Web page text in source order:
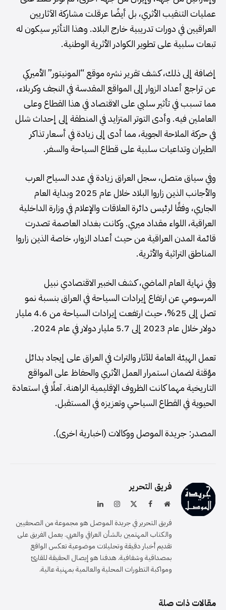
عمليات التنقيب الأثري، بل أيضًا عرقلت مشاركة الآثاريين
العراقيين في دورات تدريبية خارج البلاد. وهذا التأثير سيكون له
تبعات سلبية على تطوير الكوادر الأثرية الوطنية.
إضافة إلى ذلك، كشف تقرير نشره موقع “المونيتور” الأميركي
عن تراجع أعداد الزوار إلى المواقع المقدسة في النجف وكربلاء،
مما تسبب في تأثير سلبي على الاقتصاد في هذا القطاع وعلى
العاملين فيه. وأدى التوتر المتزايد في المنطقة إلى إحداث شلل
في حركة الملاحة الجوية، مما أدى إلى زيادة في أسعار تذاكر
الطيران وتداعيات سلبية على قطاع السياحة والسفر.
وفي سياق متصل، سجل العراق زيادة في عدد السياح العرب
والأجانب الذين زاروا البلاد خلال عام 2025 وبداية العام
الجاري، وفقًا لرئيس دائرة العلاقات والإعلام في وزارة الداخلية
العراقية، اللواء مقداد ميري. وكانت بغداد العاصمة تصدرت
قائمة المدن العراقية من حيث أعداد الزوار، خاصة الذين زاروا
المناطق التراثية والأثرية.
وفي نهاية العام الماضي، كشف الخبير الاقتصادي نبيل
المرسومي عن ارتفاع إيرادات السياحة في العراق بنسبة نمو
تصل إلى 25%، حيث ارتفعت إيرادات السياحة من 4.6 مليار
دولار خلال عام 2023 إلى 5.7 مليار دولار في عام 2024.
تعمل الهيئة العامة للآثار والتراث في العراق على إيجاد بدائل
مؤقتة لضمان استمرار العمل الأثري والحفاظ على المواقع
التاريخية مهما كانت الظروف الإقليمية الراهنة. آملًا في استعادة
الحيوية في القطاع السياحي وتعزيزه في المستقبل.
المصدر: جريدة الموصل ووكالات (اخبارية اخرى).
فريق التحرير
موقعفيسبوك الانستغرام
لينكدإن
فريق التحرير في جريدة الموصل هو مجموعة من الصحفيين
والكتاب المهتمين بالشأن العراقي والعربي. يعمل الفريق على
تقديم أخبار دقيقة وتحليلات موضوعية تعكس الواقع
بمصداقية وشفافية. هدفنا هو إيصال الحقيقة للقارئ
ومواكبة التطورات المحلية والعالمية بمهنية عالية.
مقالات ذات صلة